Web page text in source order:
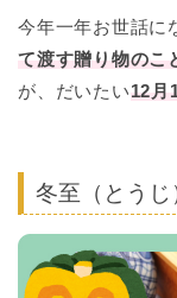
今年一年お世話に
て渡す贈り物のこ
が、だいたい12月
冬至（とうじ